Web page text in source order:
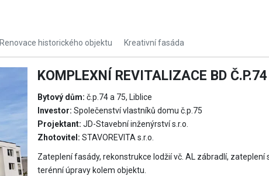
Renovace historického objektu Kreativní fasáda
KOMPLEXNÍ REVITALIZACE BD
Bytový dům: č.p.74 a 75, Liblice
Investor: Společenství vlastníků domu č.p.75
Projektant: JD-Stavební inženýrství s.r.o.
Zhotovitel: STAVOREVITA s.r.o.
Zateplení fasády, rekonstrukce lodžií vč. AL zábradlí, zateplení
terénní úpravy kolem objektu.